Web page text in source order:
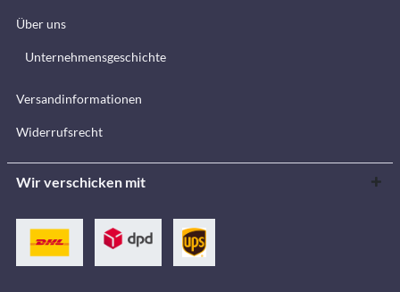
Über uns
Unternehmensgeschichte
Versandinformationen
Widerrufsrecht
Wir verschicken mit